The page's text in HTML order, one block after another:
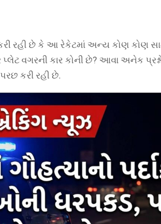
કરી રહી છે કે આ રેકેટમાં અન્ય કોણ કોણ
વગરની કાર કોની છે? આવા અનેક
કરી રહી છે.